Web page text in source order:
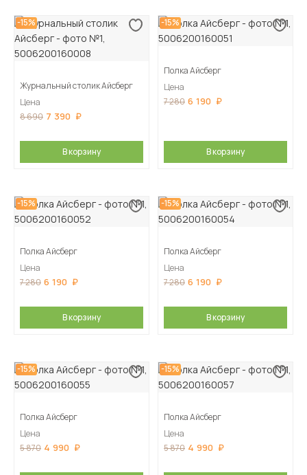
-15%
Журнальный столик Айсберг
Цена
8 690 7 390
В корзину
-15%
Полка Айсберг
Цена
7 280 6 190
В корзину
-15%
Полка Айсберг
Цена
7 280 6 190
В корзину
-15%
Полка Айсберг
Цена
7 280 6 190
В корзину
-15%
Полка Айсберг
Цена
5 870 4 990
-15%
Полка Айсберг
Цена
5 870 4 990